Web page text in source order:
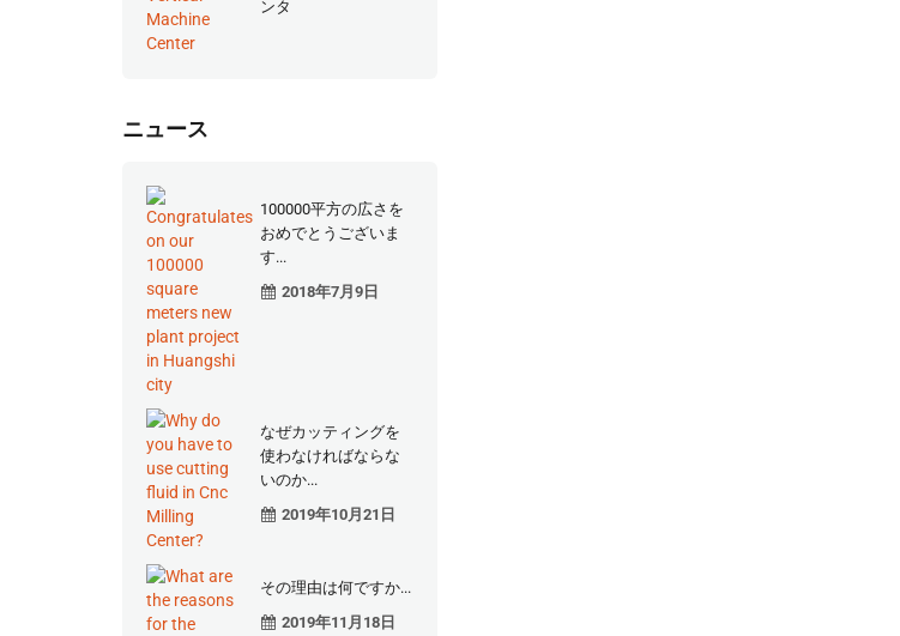
ンタ
ニュース
100000平方の広さを
おめでとうございま
す...
2018年7月9日
なぜカッティングを
使わなければならな
いのか...
2019年10月21日
その理由は何ですか...
2019年11月18日